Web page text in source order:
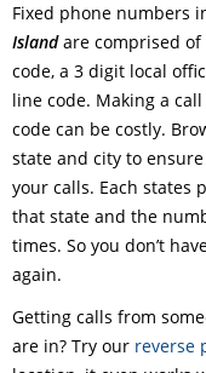
Fixed phone numbers
Islandare comprised of
code, a 3 digit local
line code. Making a
code can be costly.
state and city to
your calls. Each states
that state and the
times. So you don’t
again.
Getting calls from
are in? Try our reverse